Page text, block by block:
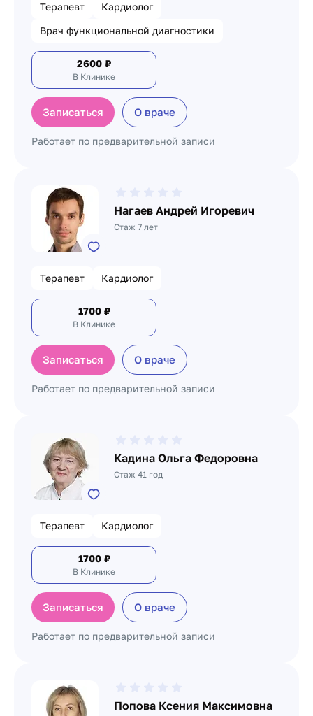
Терапевт
Кардиолог
Врач функциональной диагностики
2600 ₽
В Клинике
Записаться О враче
Работает по предварительной записи
Нагаев Андрей Игоревич
Стаж 7 лет
Терапевт Кардиолог
1700₽
В Клинике
Записаться О враче
Работает по предварительной записи
Кадина Ольга Федоровна
Стаж 41 год
Терапевт Кардиолог
1700₽
В Клинике
Записаться О враче
Работает по предварительной записи
Попова Ксения Максимовна